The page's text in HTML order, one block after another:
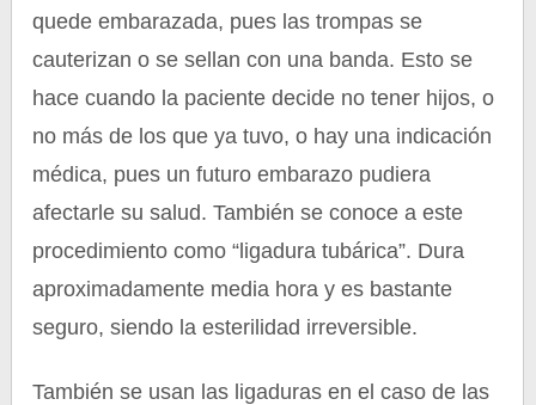
quede embarazada, pues las trompas se
cauterizan o se sellan con una banda. Esto se
hace cuando la paciente decide no tener hijos, o
no más de los que ya tuvo, o hay una indicación
médica, pues un futuro embarazo pudiera
afectarle su salud. También se conoce a este
procedimiento como “ligadura tubárica”. Dura
aproximadamente media hora y es bastante
seguro, siendo la esterilidad irreversible.
También se usan las ligaduras en el caso de las